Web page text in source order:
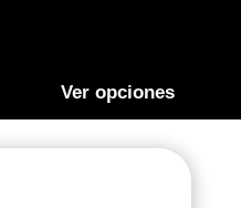
Ver opciones